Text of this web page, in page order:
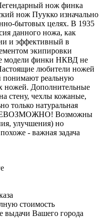
нож финка
нож Пуукко изначально
бытовых целях. В 1935
данного ножа, как
и эффективный в
экипировки
модели финки НКВД не
любители ножей
понимают реальную
ножей. Дополнительные
стену, чехлы кожаные,
только натуральная
НЕВОЗМОЖНО! Возможны
улучшения) но
- важная задача
стоимость
выдачи Вашего города